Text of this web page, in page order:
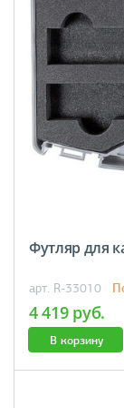
Футляр для
арт. R-33010
4 419 руб.
В корзину